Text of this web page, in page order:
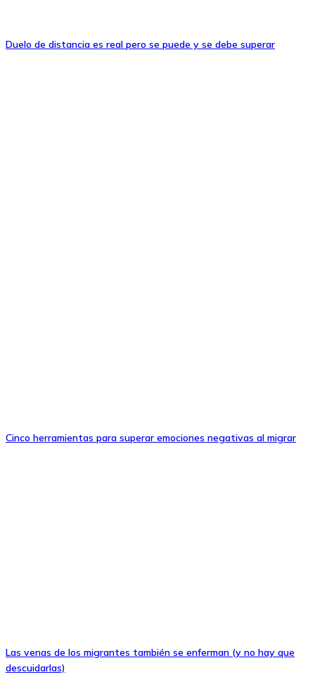
Duelo de distancia es real pero se puede y se debe superar
Cinco herramientas para superar emociones negativas al migrar
Las venas de los migrantes también se enferman (y no hay que
descuidarlas)